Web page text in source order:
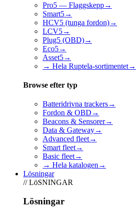
Pro5 — Flaggskepp→
Smart5→
HCV5 (tunga fordon)→
LCV5→
Plug5 (OBD)→
Eco5→
Asset5→
→ Hela Ruptela-sortimentet→
Browse efter typ
Batteridrivna trackers→
Fordon & OBD →
Beacons & Sensorer→
Data & Gateway→
Advanced fleet→
Smart fleet→
Basic fleet→
→ Hela katalogen →
Lösningar
// LöSNINGAR
Lösningar